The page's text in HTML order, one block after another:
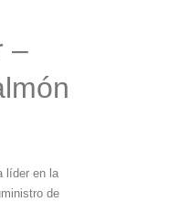
–
líder en la
de